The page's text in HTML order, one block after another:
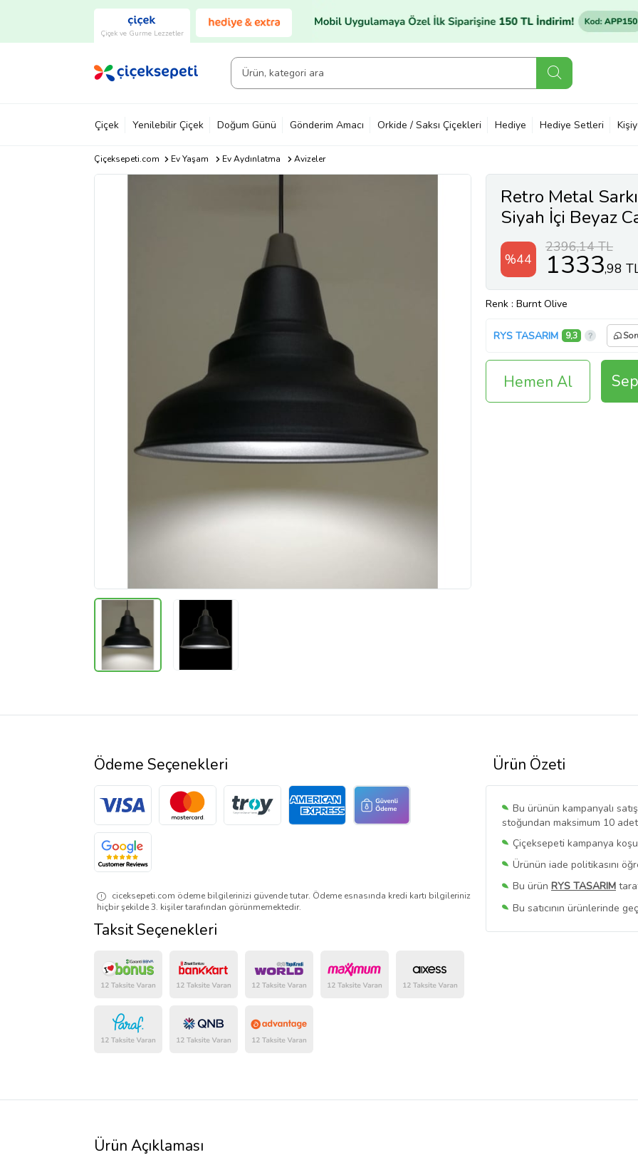
Çiçek ve Gurme Lezzetler
Çiçek Yenilebilir Çiçek Doğum Günü Gönderim Amacı Orkide / Saksı Çiçekleri Hediye Hediye Setleri
Çiçeksepeti.com Ev Yaşam Ev Aydınlatma Avizeler
Retro Metal
Siyah İçi Beyaz
(Burnt Olive)
%44
2396,14 TL
1333,98
Renk : Burnt Olive
RYS TASARIM 9,3
Hemen Al
Ürün Özeti
Bu ürünün kampanyalı
stoğundan maksimum 10
Çiçeksepeti kampanya
Ürünün iade politikasını
Bu ürün RYS TASARIM
Bu satıcının ürünlerinde
Bu SatıcınınTüm
Ödeme Seçenekleri
ciceksepeti.com ödeme bilgilerinizi güvende tutar. Ödeme esnasında kredi kartı bilgileriniz
hiçbir şekilde 3. kişiler tarafından görünmemektedir.
Taksit Seçenekleri
Ürün Açıklaması